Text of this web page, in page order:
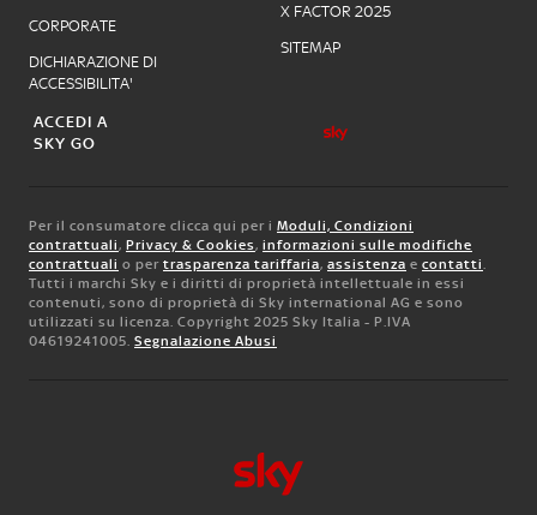
CORPORATE
DICHIARAZIONE DI
ACCESSIBILITA'
X FACTOR 2025
SITEMAP
ACCEDI A
SKY GO
Per il consumatore clicca qui per i Moduli, Condizioni
contrattuali, Privacy & Cookies, informazioni sulle modifiche
contrattuali o per trasparenza tariffaria, assistenza e contatti.
Tutti i marchi Sky e i diritti di proprietà intellettuale in essi
contenuti, sono di proprietà di Sky international AG e sono
utilizzati su licenza. Copyright 2025 Sky Italia - P.IVA
04619241005. Segnalazione Abusi